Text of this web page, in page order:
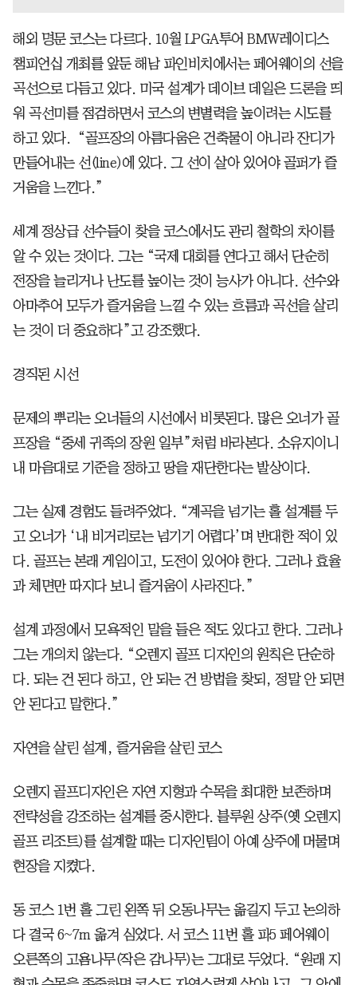
해외 명문 코스는 다르다. 10월 LPGA투어 BMW레이디스
챔피언십 개최를 앞둔 해남 파인비치에서는 페어웨이의 선을
곡선으로 다듬고 있다. 미국 설계가 데이브 데일은 드론을 띄
워 곡선미를 점검하면서 코스의 변별력을 높이려는 시도를
하고 있다. “골프장의 아름다움은 건축물이 아니라 잔디가
만들어내는 선(line)에 있다. 그 선이 살아 있어야 골퍼가 즐
거움을 느낀다.”
세계 정상급 선수들이 찾을 코스에서도 관리 철학의 차이를
알 수 있는 것이다. 그는 “국제 대회를 연다고 해서 단순히
전장을 늘리거나 난도를 높이는 것이 능사가 아니다. 선수와
아마추어 모두가 즐거움을 느낄 수 있는 흐름과 곡선을 살리
는 것이 더 중요하다”고 강조했다.
경직된 시선
문제의 뿌리는 오너들의 시선에서 비롯된다. 많은 오너가 골
프장을 “중세 귀족의 장원 일부”처럼 바라본다. 소유지이니
내 마음대로 기준을 정하고 땅을 재단한다는 발상이다.
그는 실제 경험도 들려주었다. “계곡을 넘기는 홀 설계를 두
고 오너가 ‘내 비거리로는 넘기기 어렵다’며 반대한 적이 있
다. 골프는 본래 게임이고, 도전이 있어야 한다. 그러나 효율
과 체면만 따지다 보니 즐거움이 사라진다.”
설계 과정에서 모욕적인 말을 들은 적도 있다고 한다. 그러나
그는 개의치 않는다. “오렌지 골프 디자인의 원칙은 단순하
다. 되는 건 된다 하고, 안 되는 건 방법을 찾되, 정말 안 되면
안 된다고 말한다.”
자연을 살린 설계, 즐거움을 살린 코스
오렌지 골프디자인은 자연 지형과 수목을 최대한 보존하며
전략성을 강조하는 설계를 중시한다. 블루원 상주(옛 오렌지
골프 리조트)를 설계할 때는 디자인팀이 아예 상주에 머물며
현장을 지켰다.
동 코스 1번 홀 그린 왼쪽 뒤 오동나무는 옮길지 두고 논의하
다 결국 6~7m 옮겨 심었다. 서 코스 11번 홀 파5 페어웨이
오른쪽의 고욤나무(작은 감나무)는 그대로 두었다. “원래 지